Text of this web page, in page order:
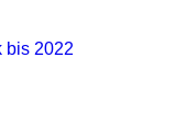
bis 2022